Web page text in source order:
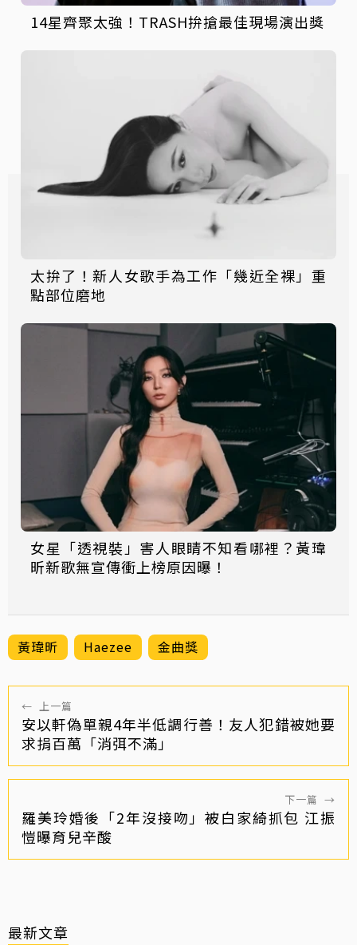
14星齊聚太強！TRASH拚搶最佳現場演出獎
太拚了！新人女歌手為工作「幾近全裸」重
點部位磨地
女星「透視裝」害人眼睛不知看哪裡？黃瑋
昕新歌無宣傳衝上榜原因曝！
黃瑋昕 Haezee 金曲獎
← 上一篇
安以軒偽單親4年半低調行善！友人犯錯被她要
求捐百萬「消弭不滿」
下一篇 →
羅美玲婚後「2年沒接吻」被白家綺抓包 江振
愷曝育兒辛酸
最新文章